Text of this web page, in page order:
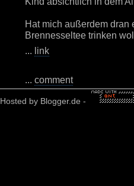
Hat mich außerdem dran
Brennesseltee trinken
... link
... comment
Hosted by Blogger.de -